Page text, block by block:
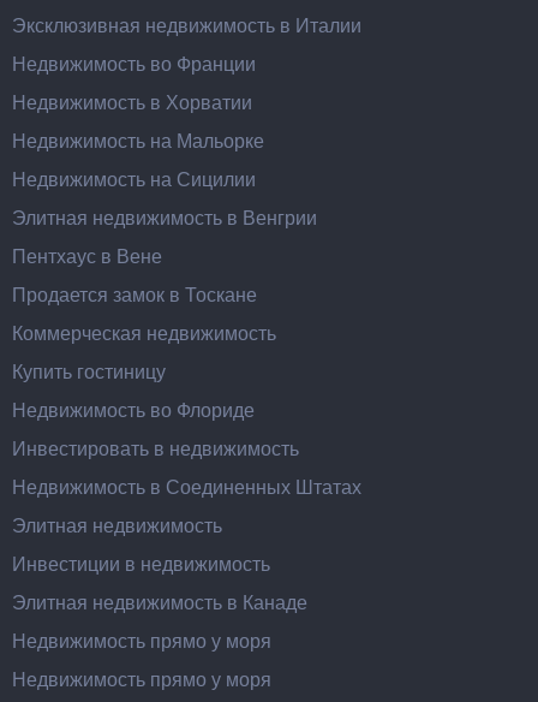
Эксклюзивная недвижимость в Италии
Недвижимость во Франции
Недвижимость в Хорватии
Недвижимость на Мальорке
Недвижимость на Сицилии
Элитная недвижимость в Венгрии
Пентхаус в Вене
Продается замок в Тоскане
Коммерческая недвижимость
Купить гостиницу
Недвижимость во Флориде
Инвестировать в недвижимость
Недвижимость в Соединенных Штатах
Элитная недвижимость
Инвестиции в недвижимость
Элитная недвижимость в Канаде
Недвижимость прямо у моря
Недвижимость прямо у моря